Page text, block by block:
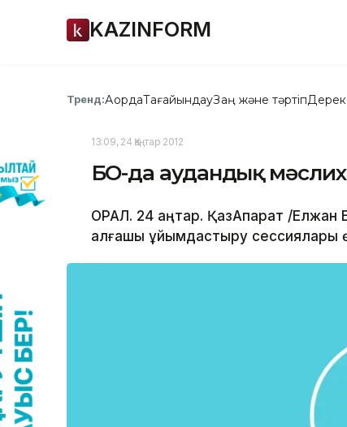
KAZINFORM
Тренд:АқордаТағайындауЗаң және тәртіп
13:09, 24 Қаңтар 2012
БҚО-да аудандық
ОРАЛ. 24 қаңтар. ҚазАқпарат /
алғашқы ұйымдастыру сессиялары